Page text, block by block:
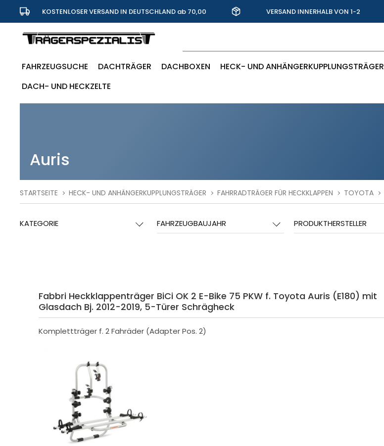
KOSTENLOSER VERSAND IN DEUTSCHLAND ab 70,00
Euro
VERSAND INNERHALB VON 1-2
FAHRZEUGSUCHE DACHTRÄGER DACHBOXEN HECK- UND ANHÄNGERKUPPLUNGSTRÄGER
DACH- UND HECKZELTE
Auris
STARTSEITE HECK- UND ANHÄNGERKUPPLUNGSTRÄGER FAHRRADTRÄGER FÜR HECKKLAPPEN TOYOTA
KATEGORIE FAHRZEUGBAUJAHR PRODUKTHERSTELLER
Fabbri Heckklappenträger BiCi OK 2 E-Bike 75 PKW f. Toyota Auris (E180) mit
Glasdach Bj. 2012-2019, 5-Türer Schrägheck
Komplettträger f. 2 Fahräder (Adapter Pos. 2)